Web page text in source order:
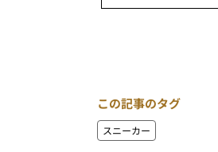
この記事のタグ
スニーカー